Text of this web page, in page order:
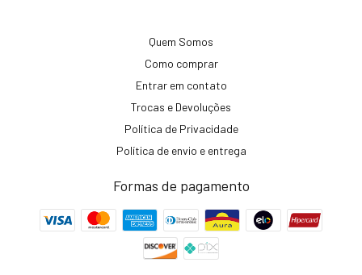
Quem Somos
Como comprar
Entrar em contato
Trocas e Devoluções
Política de Privacidade
Política de envio e entrega
Formas de pagamento